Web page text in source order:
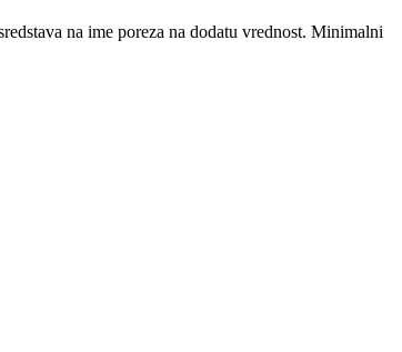
na ime poreza na dodatu vrednost. Minimalni